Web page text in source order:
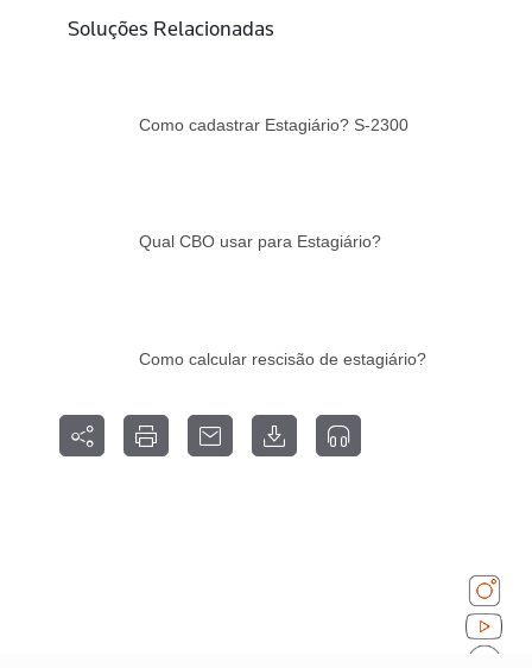
Soluções Relacionadas
Como cadastrar Estagiário? S-2300
Qual CBO usar para Estagiário?
Como calcular rescisão de estagiário?